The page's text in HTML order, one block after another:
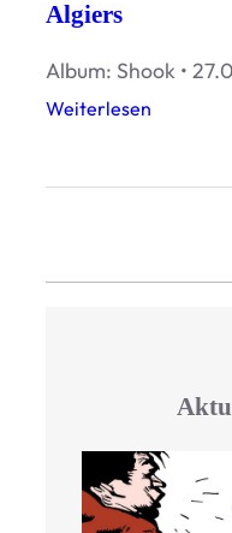
Algiers
Album: Shook •
Weiterlesen
e